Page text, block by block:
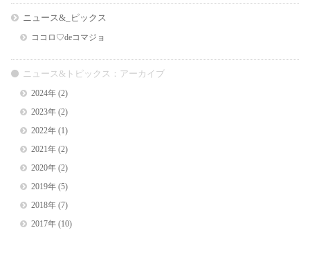
ニュース&_ピックス
ココロ♡deコマジョ
ニュース&トピックス：アーカイブ
2024年(2)
2023年(2)
2022年(1)
2021年(2)
2020年(2)
2019年(5)
2018年(7)
2017年(10)